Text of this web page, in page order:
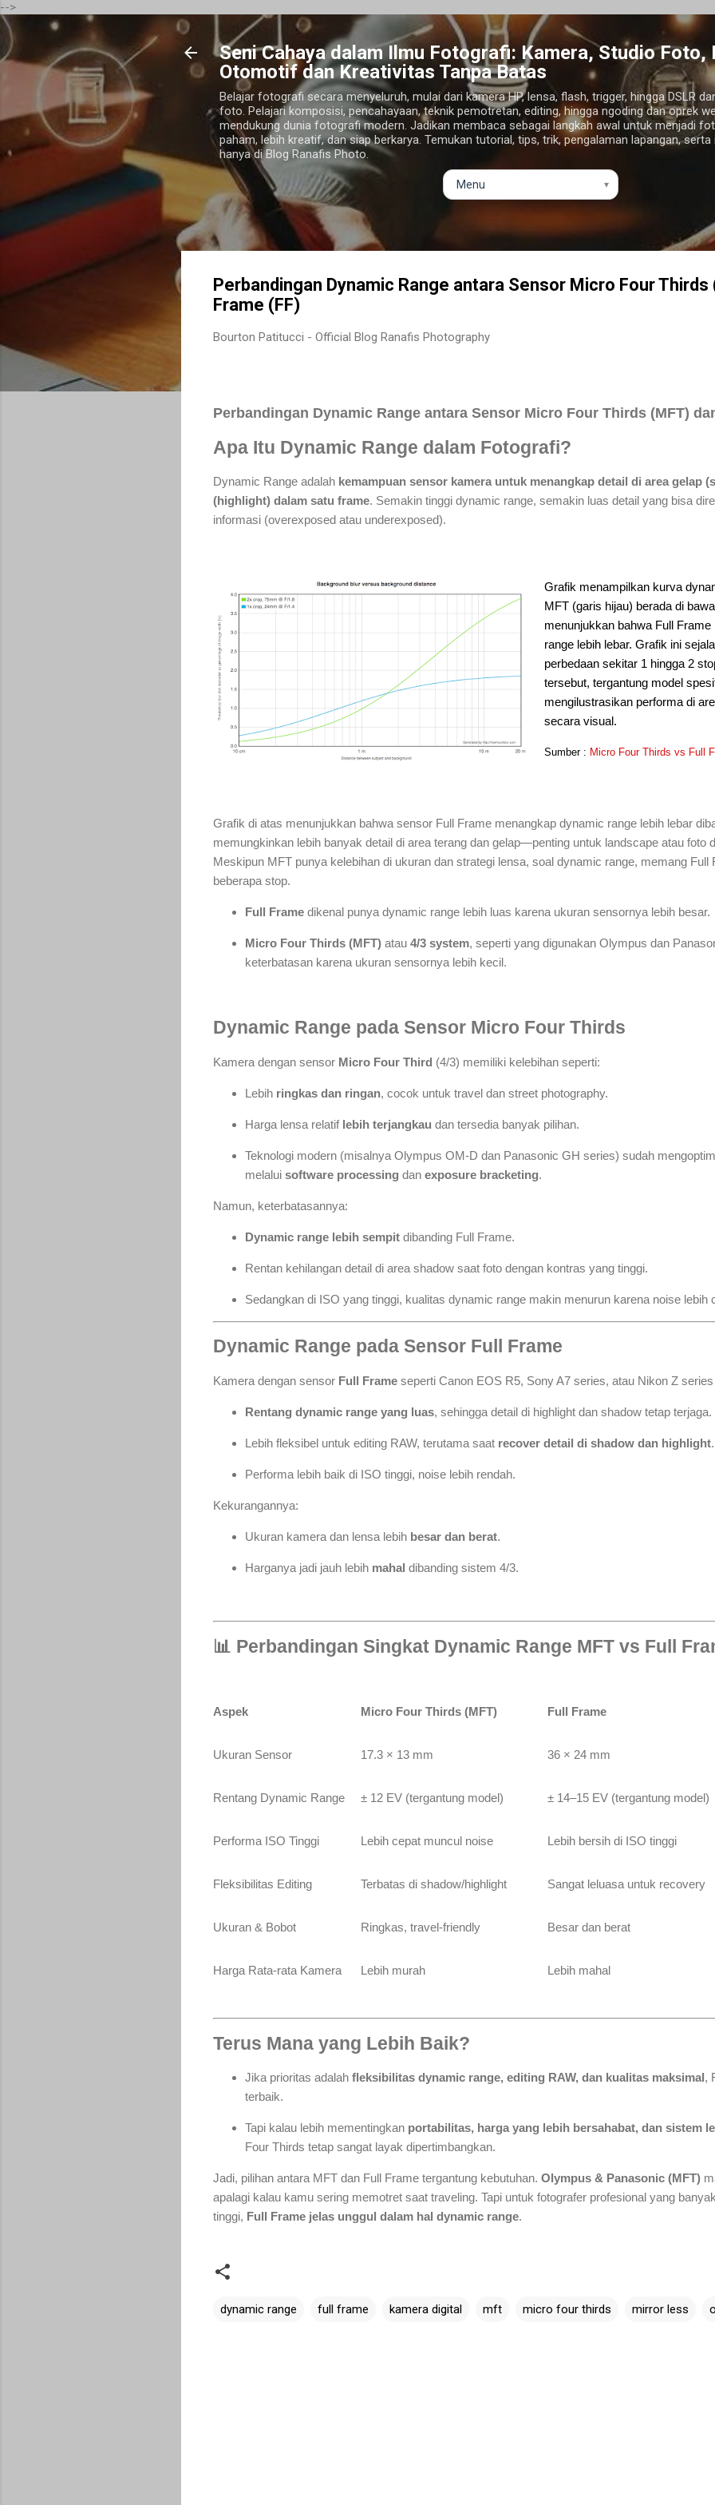
-->
Langsung ke konten utama
Seni Cahaya dalam Ilmu Fotografi: Kamera, Studio Foto,
Otomotif dan Kreativitas Tanpa Batas
Belajar fotografi secara menyeluruh, mulai dari kamera HP, lensa, flash, trigger, hingga DSLR
foto. Pelajari komposisi, pencahayaan, teknik pemotretan, editing, hingga ngoding dan oprek
mendukung dunia fotografi modern. Jadikan membaca sebagai langkah awal untuk menjadi
paham, lebih kreatif, dan siap berkarya. Temukan tutorial, tips, trik, pengalaman lapangan,
hanya di Blog Ranafis Photo.
▾
Perbandingan Dynamic Range antara Sensor Micro Four Thirds
Frame (FF)
Bourton Patitucci - Official Blog Ranafis Photography
Perbandingan Dynamic Range antara Sensor Micro Four Thirds (MFT)
Apa Itu Dynamic Range dalam Fotografi?
Dynamic Range adalah kemampuan sensor kamera untuk menangkap detail di area gelap
(highlight) dalam satu frame. Semakin tinggi dynamic range, semakin luas detail yang bisa
informasi (overexposed atau underexposed).
Grafik menampilkan kurva
MFT (garis hijau) berada di
menunjukkan bahwa Full
range lebih lebar. Grafik ini
perbedaan sekitar 1 hingga 2
tersebut, tergantung model
mengilustrasikan performa di
secara visual.
Sumber : Micro Four Thirds vs Full
Grafik di atas menunjukkan bahwa sensor Full Frame menangkap dynamic range lebih lebar
memungkinkan lebih banyak detail di area terang dan gelap—penting untuk landscape atau foto
Meskipun MFT punya kelebihan di ukuran dan strategi lensa, soal dynamic range, memang Full
beberapa stop.
Full Frame dikenal punya dynamic range lebih luas karena ukuran sensornya lebih besar.
Micro Four Thirds (MFT) atau 4/3 system, seperti yang digunakan Olympus dan
keterbatasan karena ukuran sensornya lebih kecil.
Dynamic Range pada Sensor Micro Four Thirds
Kamera dengan sensor Micro Four Third (4/3) memiliki kelebihan seperti:
Lebih ringkas dan ringan, cocok untuk travel dan street photography.
Harga lensa relatif lebih terjangkau dan tersedia banyak pilihan.
Teknologi modern (misalnya Olympus OM-D dan Panasonic GH series) sudah
melalui software processing dan exposure bracketing.
Namun, keterbatasannya:
Dynamic range lebih sempit dibanding Full Frame.
Rentan kehilangan detail di area shadow saat foto dengan kontras yang tinggi.
Sedangkan di ISO yang tinggi, kualitas dynamic range makin menurun karena noise lebih
Dynamic Range pada Sensor Full Frame
Kamera dengan sensor Full Frame seperti Canon EOS R5, Sony A7 series, atau Nikon Z
Rentang dynamic range yang luas, sehingga detail di highlight dan shadow tetap terjaga.
Lebih fleksibel untuk editing RAW, terutama saat recover detail di shadow dan highlight.
Performa lebih baik di ISO tinggi, noise lebih rendah.
Kekurangannya:
Ukuran kamera dan lensa lebih besar dan berat.
Harganya jadi jauh lebih mahal dibanding sistem 4/3.
📊 Perbandingan Singkat Dynamic Range MFT vs Full
Aspek Micro Four Thirds (MFT) Full Frame
Ukuran Sensor 17.3 × 13 mm 36 × 24 mm
Rentang Dynamic Range ± 12 EV (tergantung model) ± 14–15 EV (tergantung model)
Performa ISO Tinggi Lebih cepat muncul noise Lebih bersih di ISO tinggi
Fleksibilitas Editing Terbatas di shadow/highlight Sangat leluasa untuk recovery
Ukuran & Bobot Ringkas, travel-friendly Besar dan berat
Harga Rata-rata Kamera Lebih murah Lebih mahal
Terus Mana yang Lebih Baik?
Jika prioritas adalah fleksibilitas dynamic range, editing RAW, dan kualitas maksimal,
terbaik.
Tapi kalau lebih mementingkan portabilitas, harga yang lebih bersahabat, dan sistem
Four Thirds tetap sangat layak dipertimbangkan.
Jadi, pilihan antara MFT dan Full Frame tergantung kebutuhan. Olympus & Panasonic (MFT)
apalagi kalau kamu sering memotret saat traveling. Tapi untuk fotografer profesional yang
tinggi, Full Frame jelas unggul dalam hal dynamic range.
dynamic range full frame kamera digital mft micro four thirds mirror less